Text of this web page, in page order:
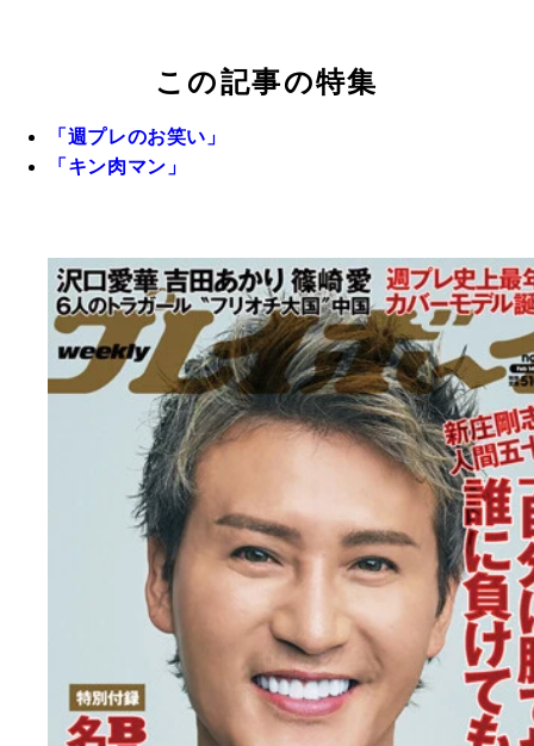
この記事の特集
「週プレのお笑い」
「キン肉マン」